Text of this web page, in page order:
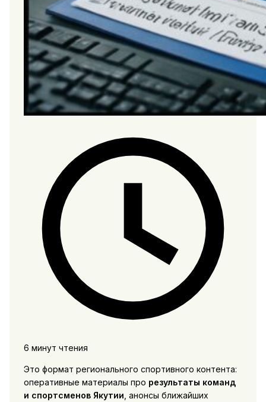
6 минут чтения
Это формат регионального спортивного контента:
оперативные материалы про результаты команд
и спортсменов Якутии , анонсы ближайших